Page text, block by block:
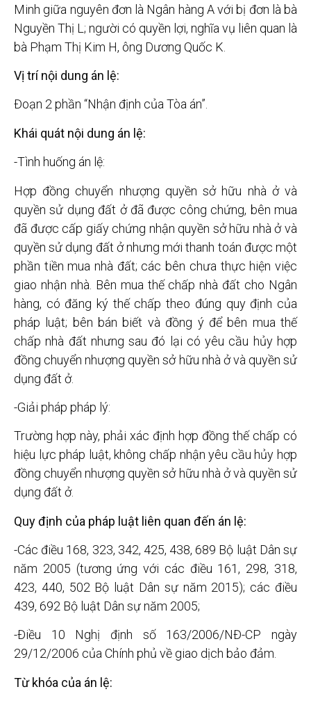
Minh giữa nguyên đơn là Ngân hàng A với bị đơn là bà
Nguyền Thị L; người có quyền lợi, nghĩa vụ liên quan là
bà Phạm Thị Kim H, ông Dương Quốc K.
Vị trí nội dung án lệ:
Đoạn 2 phần “Nhận định của Tòa án”.
Khái quát nội dung án lệ:
-Tình huống án lệ:
Hợp đồng chuyển nhượng quyền sở hữu nhà ở và
quyền sử dụng đất ở đã được công chứng, bên mua
đã được cấp giấy chứng nhận quyền sở hữu nhà ở và
quyền sử dụng đất ở nhưng mới thanh toán được một
phần tiền mua nhà đất; các bên chưa thực hiện việc
giao nhận nhà. Bên mua thế chấp nhà đất cho Ngân
hàng, có đăng ký thế chấp theo đúng quy định của
pháp luật; bên bán biết và đồng ý để bên mua thế
chấp nhà đất nhưng sau đó lại có yêu cầu hủy hợp
đồng chuyển nhượng quyền sở hữu nhà ở và quyền sử
dụng đất ở.
-Giải pháp pháp lý:
Trường hợp này, phải xác định hợp đồng thế chấp có
hiệu lực pháp luật, không chấp nhận yêu cầu hủy hợp
đồng chuyển nhượng quyền sở hữu nhà ở và quyền sử
dụng đất ở.
Quy định của pháp luật liên quan đến án lệ:
-Các điều 168, 323, 342, 425, 438, 689 Bộ luật Dân sự
năm 2005 (tương ứng với các điều 161, 298, 318,
423, 440, 502 Bộ luật Dân sự năm 2015); các điều
439, 692 Bộ luật Dân sự năm 2005;
-Điều 10 Nghị định số 163/2006/NĐ-CP ngày
29/12/2006 của Chính phủ về giao dịch bảo đảm.
Từ khóa của án lệ: